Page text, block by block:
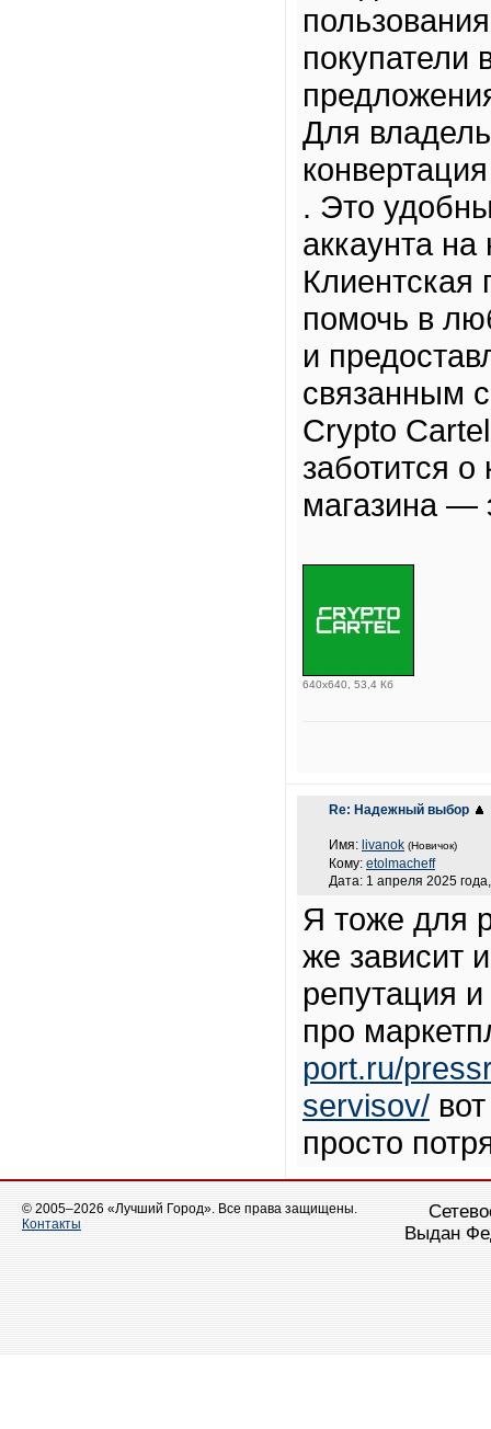
покупатели
Для
. Это
аккаунта
Клиентская
помочь в
и
связанным
Crypto
заботится
магазина —
640x640, 53,4 Кб
Re: Надежный выбор
Имя: livanok (Новичок)
Кому: etolmacheff
Дата: 1 апреля 2025
Я тоже для
же зависит
репутация
про
port.ru/
servisov/
просто
© 2005–2026 «Лучший Город». Все права защищены.
Контакты
Выдан